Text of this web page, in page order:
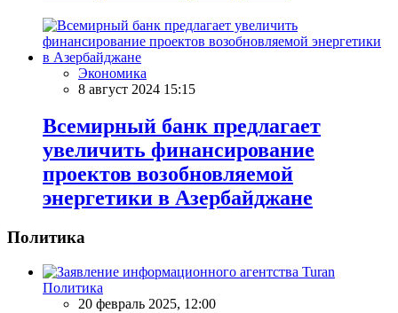
Экономика
8 август 2024 15:15
Всемирный банк предлагает
увеличить финансирование
проектов возобновляемой
энергетики в Азербайджане
Политика
Политика
20 февраль 2025, 12:00